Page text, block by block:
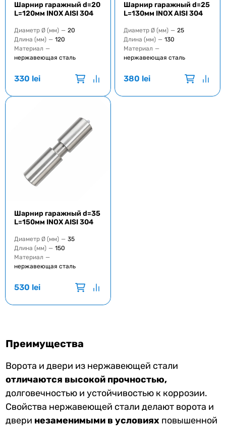
Шарнир гаражный d=20
L=120мм INOX AISI 304
Диаметр Ø (мм) — 20
Длина (мм) — 120
Материал —
нержавеющая сталь
330 lei
Шарнир гаражный d=25
L=130мм INOX AISI 304
Диаметр Ø (мм) — 25
Длина (мм) — 130
Материал —
нержавеющая сталь
380 lei
Шарнир гаражный d=35
L=150мм INOX AISI 304
Диаметр Ø (мм) — 35
Длина (мм) — 150
Материал —
нержавеющая сталь
530 lei
Преимущества
Ворота и двери из нержавеющей стали
отличаются высокой прочностью,
долговечностью и устойчивостью к коррозии.
Свойства нержавеющей стали делают ворота и
двери незаменимыми в условиях повышенной